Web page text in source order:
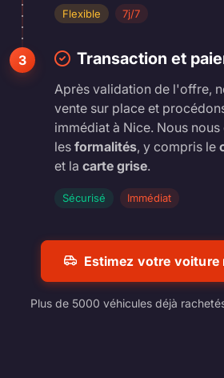
Flexible 7j/7
3 Transaction et
Après validation de l'offre,
vente sur place et
immédiat à Nice. Nous
les formalités, y compris le
et la carte grise.
Sécurisé Immédiat
Estimez votre voiture
Plus de 5000 véhicules déjà